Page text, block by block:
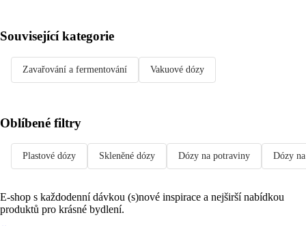
Související kategorie
Zavařování a fermentování Vakuové dózy
Oblíbené filtry
Plastové dózy Skleněné dózy Dózy na potraviny Dózy
E-shop s každodenní dávkou (s)nové inspirace a nejširší nabídkou
produktů pro krásné bydlení.